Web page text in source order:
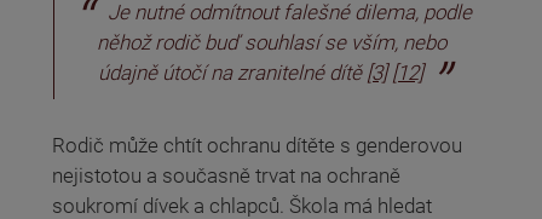
Je nutné odmítnout falešné dilema, podle
něhož rodič buď souhlasí se vším, nebo
údajně útočí na zranitelné dítě [3] [12]
Rodič může chtít ochranu dítěte s genderovou
nejistotou a současně trvat na ochraně
soukromí dívek a chlapců. Škola má hledat